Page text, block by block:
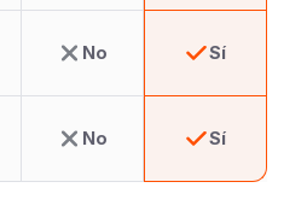
No Sí
No Sí